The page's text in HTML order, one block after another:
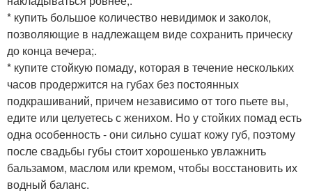
* купить большое количество невидимок и заколок,
позволяющие в надлежащем виде сохранить прическу
до конца вечера;.
* купите стойкую помаду, которая в течение нескольких
часов продержится на губах без постоянных
подкрашиваний, причем независимо от того пьете вы,
едите или целуетесь с женихом. Но у стойких помад есть
одна особенность - они сильно сушат кожу губ, поэтому
после свадьбы губы стоит хорошенько увлажнить
бальзамом, маслом или кремом, чтобы восстановить их
водный баланс.